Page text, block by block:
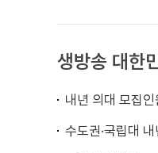
생방송 대한
내년 의대 모집
수도권·국립대